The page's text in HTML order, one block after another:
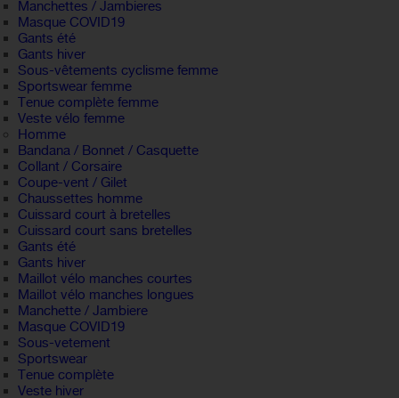
Manchettes / Jambieres
Masque COVID19
Gants été
Gants hiver
Sous-vêtements cyclisme femme
Sportswear femme
Tenue complète femme
Veste vélo femme
Homme
Bandana / Bonnet / Casquette
Collant / Corsaire
Coupe-vent / Gilet
Chaussettes homme
Cuissard court à bretelles
Cuissard court sans bretelles
Gants été
Gants hiver
Maillot vélo manches courtes
Maillot vélo manches longues
Manchette / Jambiere
Masque COVID19
Sous-vetement
Sportswear
Tenue complète
Veste hiver